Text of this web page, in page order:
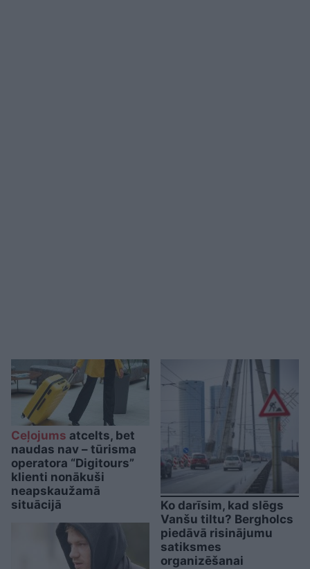
Ceļojums atcelts, bet
naudas nav – tūrisma
operatora “Digitours”
klienti nonākuši
neapskaužamā
situācijā
Ko darīsim, kad slēgs
Vanšu tiltu? Bergholcs
piedāvā risinājumu
satiksmes
organizēšanai